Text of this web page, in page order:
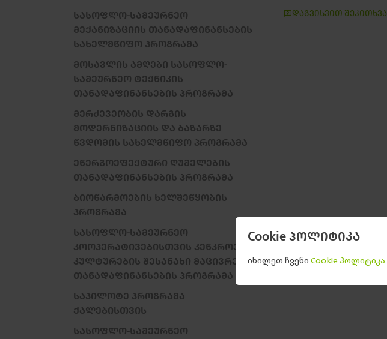
Cookie პოლიტიკა
იხილეთ ჩვენი Cookie პოლიტიკა.
ᲡᲐᲡᲝᲤᲚᲝ-ᲡᲐᲛᲔᲣᲠᲜᲔᲝ
ᲛᲔᲥᲐᲜᲘᲖᲐᲪᲘᲘᲡ ᲗᲐᲜᲐᲓᲐᲤᲘᲜᲐᲜᲡᲔᲑᲘᲡ
ᲡᲐᲮᲔᲚᲛᲬᲘᲤᲝ ᲞᲠᲝᲒᲠᲐᲛᲐ
ᲛᲝᲡᲐᲕᲚᲘᲡ ᲐᲛᲦᲔᲑᲘ ᲡᲐᲡᲝᲤᲚᲝ-
ᲡᲐᲛᲔᲣᲠᲜᲔᲝ ᲢᲔᲥᲜᲘᲙᲘᲡ
ᲗᲐᲜᲐᲓᲐᲤᲘᲜᲐᲜᲡᲔᲑᲘᲡ ᲞᲠᲝᲒᲠᲐᲛᲐ
ᲛᲔᲠᲫᲔᲕᲔᲝᲑᲘᲡ ᲓᲐᲠᲒᲘᲡ
ᲛᲝᲓᲔᲠᲜᲘᲖᲐᲪᲘᲘᲡ ᲓᲐ ᲑᲐᲖᲐᲠᲖᲔ
ᲬᲕᲓᲝᲛᲘᲡ ᲡᲐᲮᲔᲚᲛᲬᲘᲤᲝ ᲞᲠᲝᲒᲠᲐᲛᲐ
ᲔᲜᲔᲠᲒᲝᲔᲤᲔᲥᲢᲣᲠᲘ ᲦᲣᲛᲔᲚᲔᲑᲘᲡ
ᲗᲐᲜᲐᲓᲐᲤᲘᲜᲐᲜᲡᲔᲑᲘᲡ ᲞᲠᲝᲒᲠᲐᲛᲐ
ᲑᲘᲝᲬᲐᲠᲛᲝᲔᲑᲘᲡ ᲮᲔᲚᲨᲔᲬᲧᲝᲑᲘᲡ
ᲞᲠᲝᲒᲠᲐᲛᲐ
ᲡᲐᲡᲝᲤᲚᲝ-ᲡᲐᲛᲔᲣᲠᲜᲔᲝ
ᲙᲝᲝᲞᲔᲠᲐᲢᲘᲕᲔᲑᲘᲡᲗᲕᲘᲡ ᲙᲔᲜᲙᲠᲝᲕᲐᲜᲘ
ᲙᲣᲚᲢᲣᲠᲔᲑᲘᲡ ᲨᲔᲡᲐᲜᲐᲮᲘ ᲛᲐᲪᲘᲕᲠᲔᲑᲘᲡ
ᲗᲐᲜᲐᲓᲐᲤᲘᲜᲐᲜᲡᲔᲑᲘᲡ ᲞᲠᲝᲒᲠᲐᲛᲐ
ᲡᲐᲞᲘᲚᲝᲢᲔ ᲞᲠᲝᲒᲠᲐᲛᲐ
ᲥᲐᲚᲔᲑᲘᲡᲗᲕᲘᲡ
ᲡᲐᲡᲝᲤᲚᲝ-ᲡᲐᲛᲔᲣᲠᲜᲔᲝ
დაგვისვით შეკითხვა